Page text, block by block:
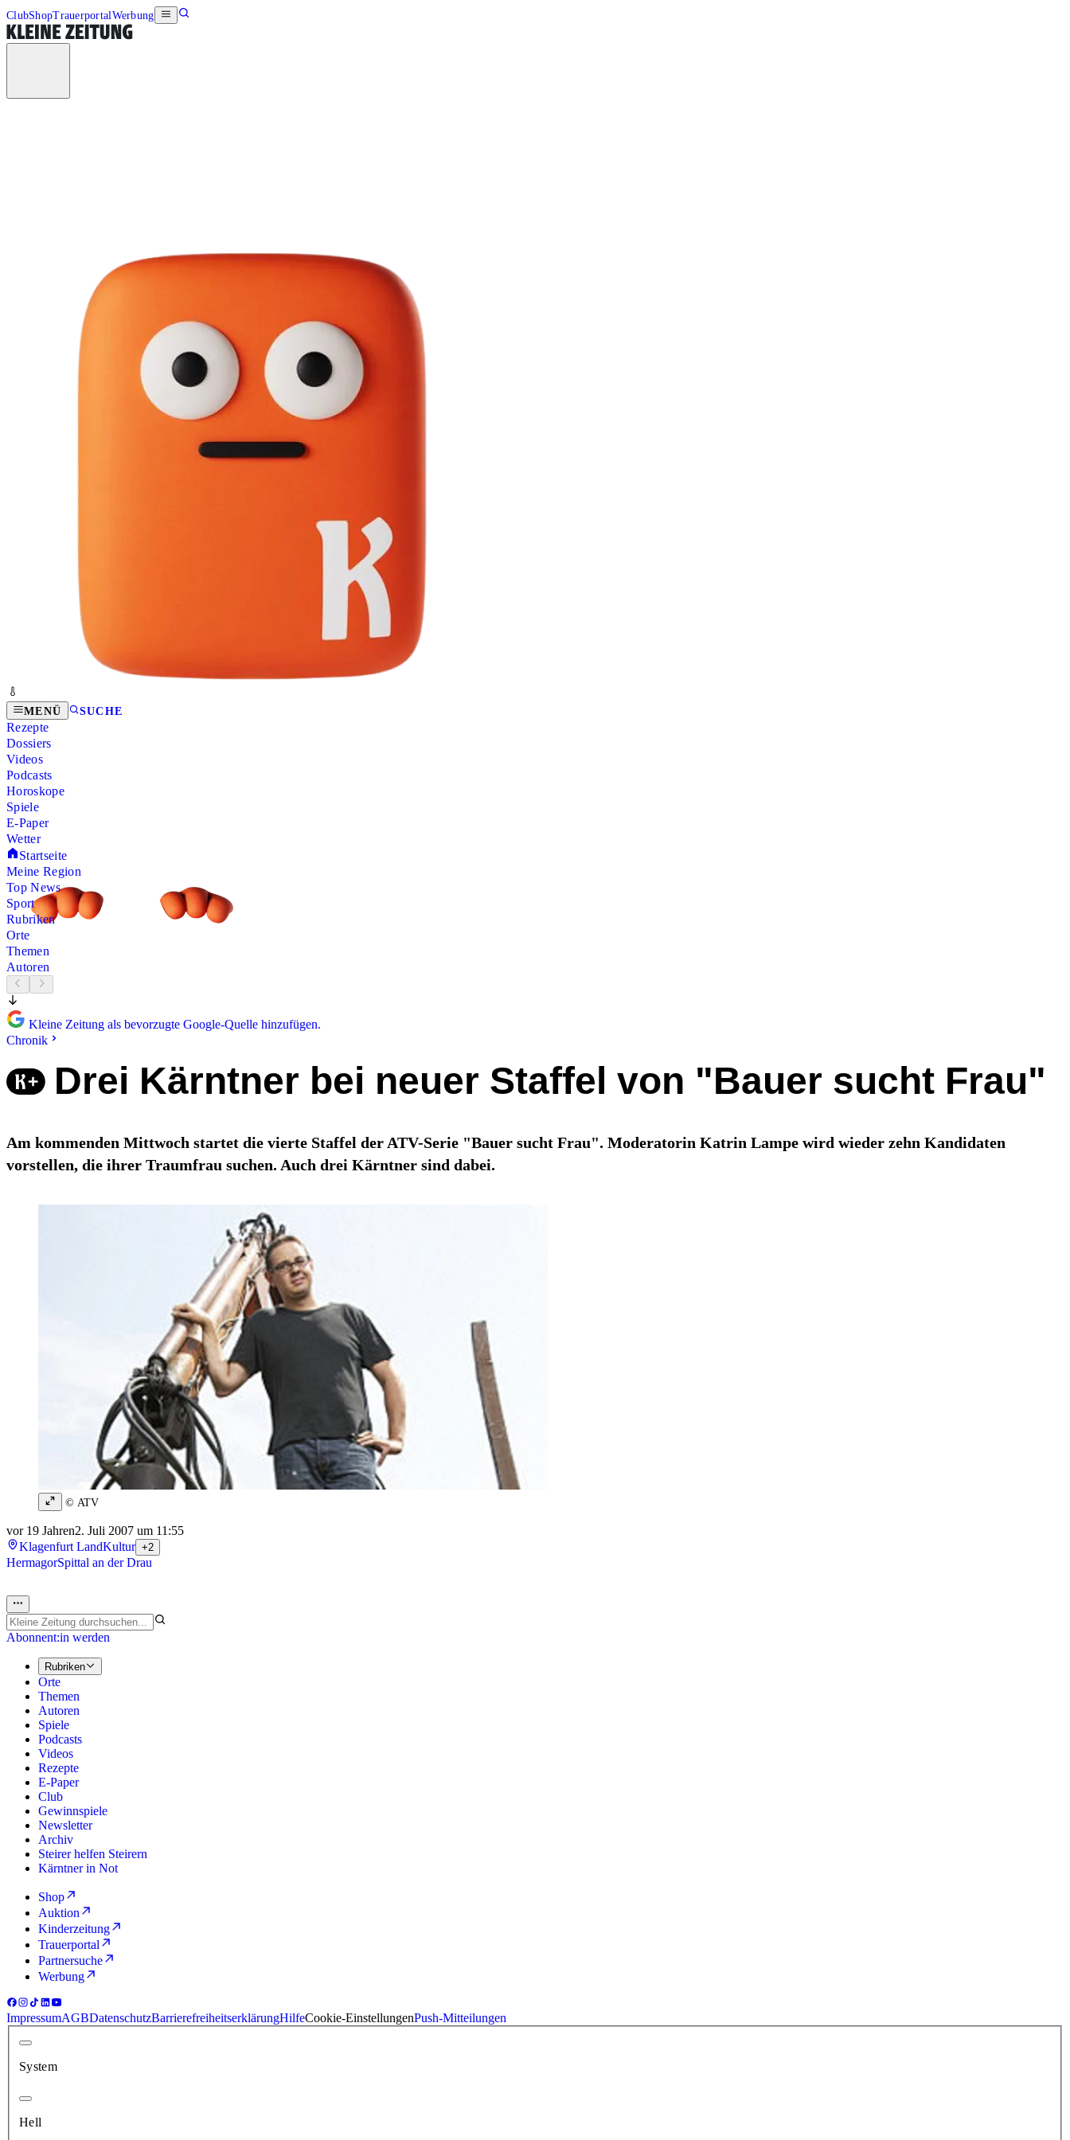
ClubShopTrauerportalWerbung
MENÜ SUCHE
Rezepte
Dossiers
Videos
Podcasts
Horoskope
Spiele
E-Paper
Wetter
Startseite
Meine Region
Top News
Sport
Rubriken
Orte
Themen
Autoren
Kleine Zeitung als bevorzugte Google-Quelle hinzufügen.
Chronik
Drei Kärntner bei neuer Staffel von "Bauer sucht Frau"
Am kommenden Mittwoch startet die vierte Staffel der ATV-Serie "Bauer sucht Frau". Moderatorin Katrin Lampe wird wieder zehn Kandidaten
vorstellen, die ihrer Traumfrau suchen. Auch drei Kärntner sind dabei.
© ATV
vor 19 Jahren2. Juli 2007 um 11:55
Klagenfurt LandKultur +2
HermagorSpittal an der Drau
Abonnent:in werden
Rubriken
Orte
Themen
Autoren
Spiele
Podcasts
Videos
Rezepte
E-Paper
Club
Gewinnspiele
Newsletter
Archiv
Steirer helfen Steirern
Kärntner in Not
Shop
Auktion
Kinderzeitung
Trauerportal
Partnersuche
Werbung
ImpressumAGBDatenschutzBarrierefreiheitserklärungHilfeCookie-EinstellungenPush-Mitteilungen
System
Hell